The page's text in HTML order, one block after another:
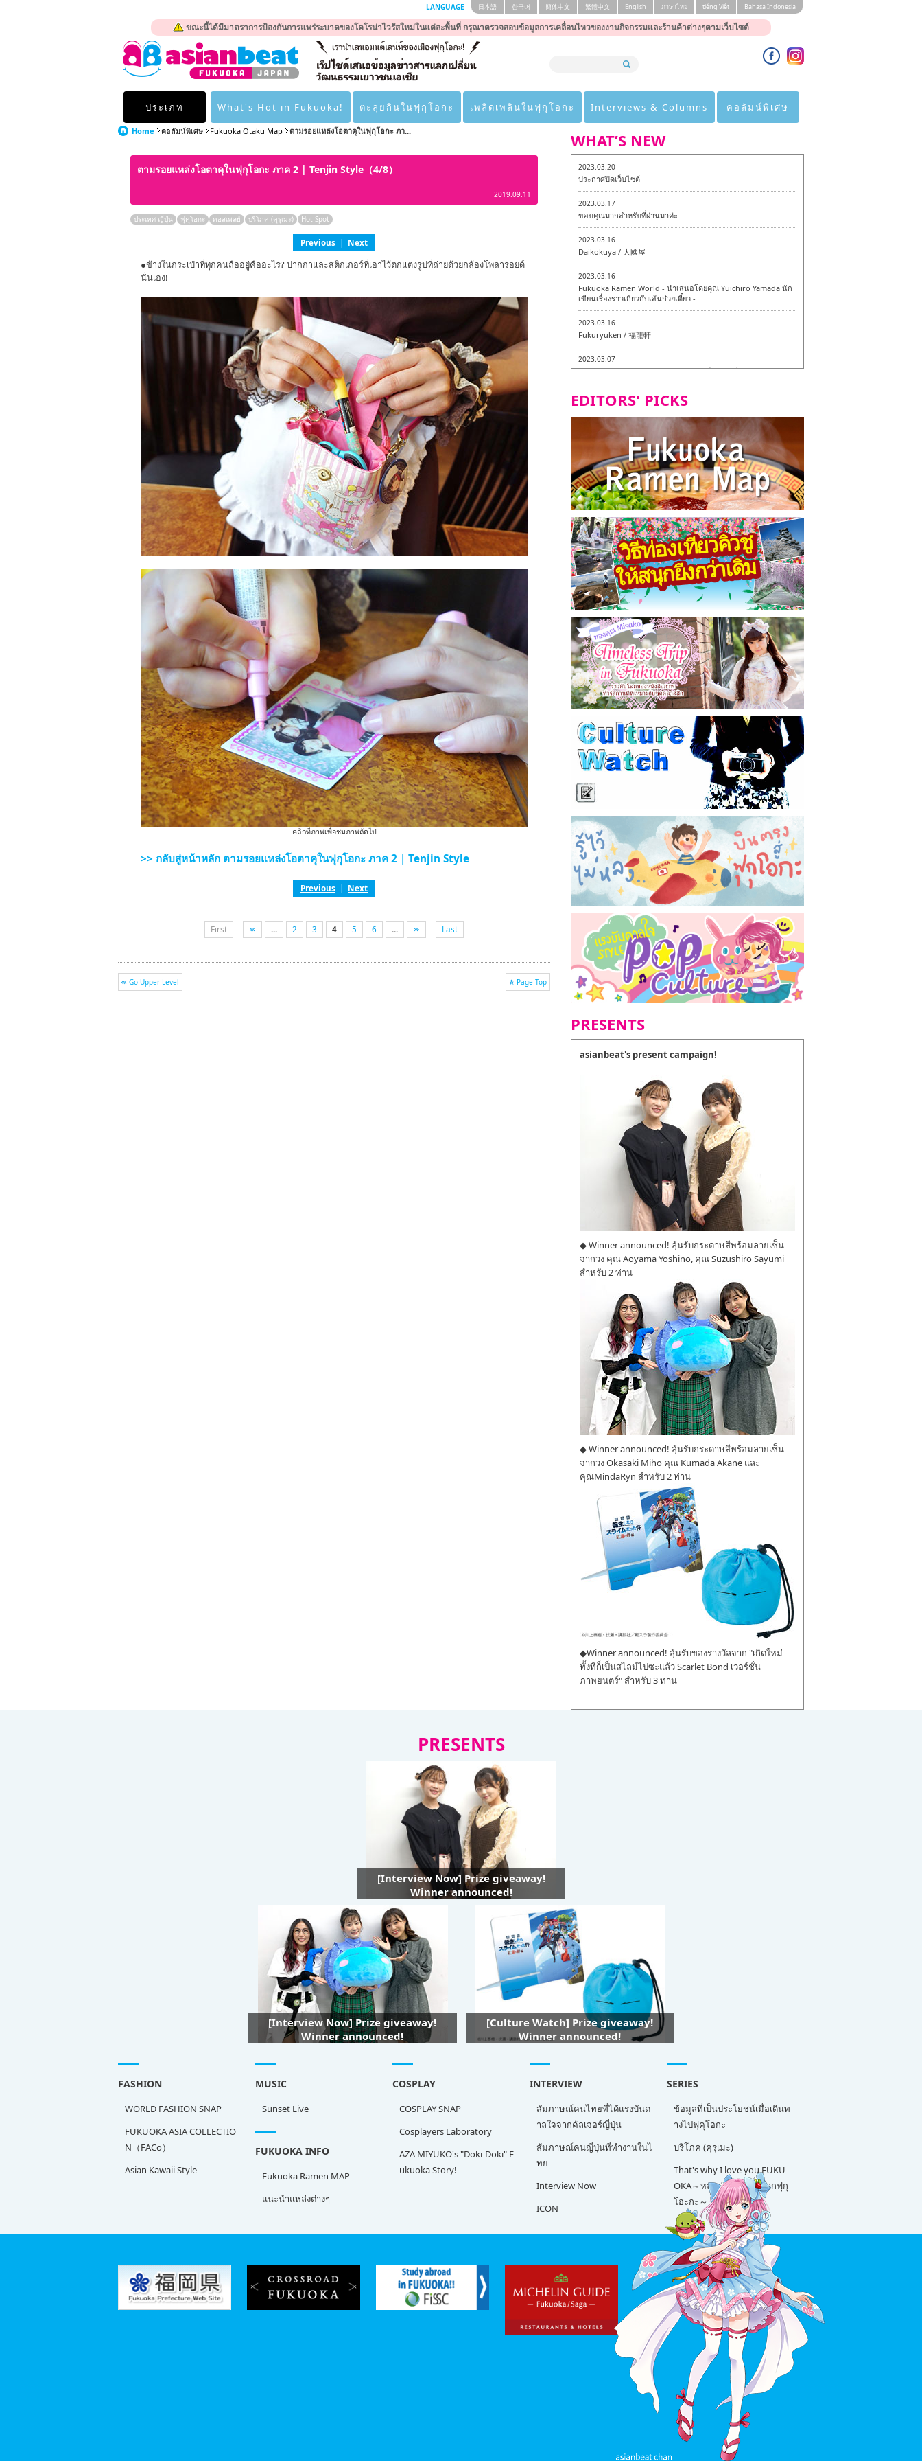
ขณะนี้ได้มีมาตราการป้องกันการแพร่ระบาดของโคโรน่าไวรัสใหม่ในแต่ละพื้นที่ กรุณาตรวจสอบข้อมูลการเคลื่อนไหวของงานกิจกรรมและร้านค้าต่างๆตามเว็บไซต์
LANGUAGE 日本語 한국어 簡体中文 繁體中文 English ภาษาไทย tiéng Viêt Bahasa Indonesia
ประเภท What's Hot in Fukuoka! ตะลุยกินในฟุกุโอกะ เพลิดเพลินในฟุกุโอกะ Interviews & Columns คอลัมน์พิเศษ
Home คอลัมน์พิเศษ Fukuoka Otaku Map ตามรอยแหล่งโอตาคุในฟุกุโอกะ ภา...
ตามรอยแหล่งโอตาคุในฟุกุโอกะ ภาค 2 | Tenjin Style（4/8）
2019.09.11
ประเทศ ญี่ปุ่น ฟุคุโอกะ คอสเพลย์ บริโภค (คุรุเมะ) Hot Spot
Previous | Next
●ข้างในกระเป๋าที่ทุกคนถืออยู่คืออะไร? ปากกาและสติกเกอร์ที่เอาไว้ตกแต่งรูปที่ถ่ายด้วยกล้องโพลารอยด์
นั่นเอง!
คลิกที่ภาพเพื่อชมภาพถัดไป
>> กลับสู่หน้าหลัก ตามรอยแหล่งโอตาคุในฟุกุโอกะ ภาค 2 | Tenjin Style
Previous | Next
First ... 2 3 4 5 6 ... Last
Go Upper Level Page Top
WHAT’S NEW
2023.03.20
ประกาศปิดเว็บไซต์
2023.03.17
ขอบคุณมากสำหรับที่ผ่านมาค่ะ
2023.03.16
Daikokuya / 大國屋
2023.03.16
Fukuoka Ramen World - นำเสนอโดยคุณ Yuichiro Yamada นัก
เขียนเรื่องราวเกี่ยวกับเส้นก๋วยเตี๋ยว -
2023.03.16
Fukuryuken / 福龍軒
2023.03.07
Isogiyokarazu สาขาหลักฮากาตะ - ทัวร์ชิมเมนูวีแกนและมังสวิรัติ
2023.03.07
ทัวร์ชิมเมนูวีแกนและมังสวิรัติในเมืองฟุกุโอกะ
2023.03.02
little stand Daimyo - ทัวร์ชิมเมนูวีแกนและมังสวิรัติในเมืองฟุกุโอ
กะ -
2023.02.28
Tochikuken Orio Honsha Udon-ten / 東筑軒 折尾本社うどん店
2023.02.27
Maruyoshi Shokudo / 丸好食堂
EDITORS' PICKS
PRESENTS
asianbeat's present campaign!
◆ Winner announced! ลุ้นรับกระดาษสีพร้อมลายเซ็น
จากวง คุณ Aoyama Yoshino, คุณ Suzushiro Sayumi
สำหรับ 2 ท่าน
◆ Winner announced! ลุ้นรับกระดาษสีพร้อมลายเซ็น
จากวง Okasaki Miho คุณ Kumada Akane และ
คุณMindaRyn สำหรับ 2 ท่าน
◆Winner announced! ลุ้นรับของรางวัลจาก "เกิดใหม่
ทั้งทีก็เป็นสไลม์ไปซะแล้ว Scarlet Bond เวอร์ชั่น
ภาพยนตร์" สำหรับ 3 ท่าน
PRESENTS
[Interview Now] Prize giveaway!
Winner announced!
[Interview Now] Prize giveaway!
Winner announced!
[Culture Watch] Prize giveaway!
Winner announced!
FASHION
WORLD FASHION SNAP
FUKUOKA ASIA COLLECTIO
N（FACo）
Asian Kawaii Style
MUSIC
Sunset Live
COSPLAY
COSPLAY SNAP
Cosplayers Laboratory
AZA MIYUKO's "Doki-Doki" F
ukuoka Story!
INTERVIEW
สัมภาษณ์คนไทยที่ได้แรงบันด
าลใจจากคัลเจอร์ญี่ปุ่น
สัมภาษณ์คนญี่ปุ่นที่ทำงานในไ
ทย
Interview Now
ICON
SERIES
ข้อมูลที่เป็นประโยชน์เมื่อเดินท
างไปฟุคุโอกะ
บริโภค (คุรุเมะ)
That's why I love you FUKU
OKA～หลายเรื่องน่ารักจากฟุกุ
โอะกะ～
FUKUOKA INFO
Fukuoka Ramen MAP
แนะนำแหล่งต่างๆ